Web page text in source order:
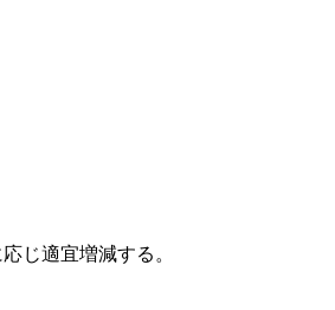
じ適宜増減する。